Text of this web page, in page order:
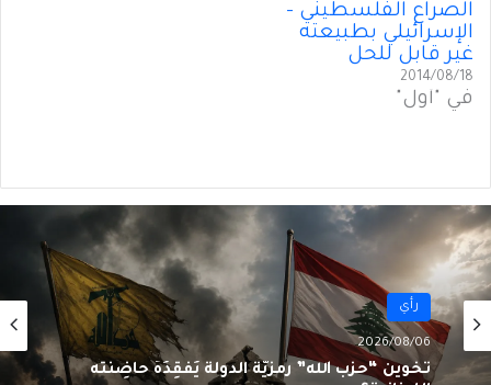
الصراع الفلسطيني –
الإسرائيلي بطبيعته
غير قابل للحل
2014/08/18
في "أول"
رأي
2026/08/06
تَخوينُ “حزب الله” رمزيَّة الدولة يُفقِدُهُ حاضِنَته